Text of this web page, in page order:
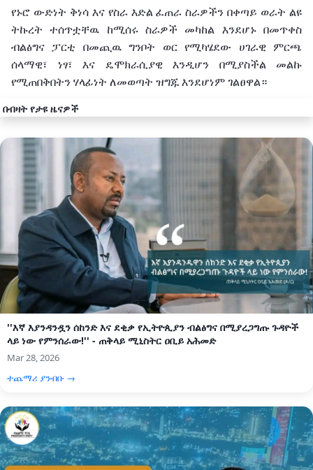
የኑሮ ውድነት ቅነሳ እና የስራ እድል ፈጠራ ስራዎችን በቀጣይ ወራት ልዩ
ትኩረት
ተሰጥቷቸዉ ከሚሰሩ ስራዎች መካከል እንደሆኑ በመጥቀስ
ብልፅግና ፓርቲ በመጪዉ ግንቦት
ወር የሚካሄደው ሀገራዊ
ምርጫ
ሰላማዊ፣
ነፃ፣ እና ዴሞክራሲያዊ እንዲሆን
በሚያስችል መልኩ
የሚጠበቅበትን ሃላፊነት ለመወጣት ዝግጁ እንደሆነም ገልፀዋል።
በብዛት የታዩ ዜናዎች
''እኛ እያንዳንዷን ሰከንድ እና ደቂቃ የኢትዮጲያን ብልፅግና በሚያረጋግጡ ጉዳዮች
ላይ ነው የምንሰራው!'' - ጠቅላይ ሚኒስትር ዐቢይ አሕመድ
Mar 28, 2026
ተጨማሪ ያንብቡ →